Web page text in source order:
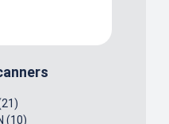
(10)